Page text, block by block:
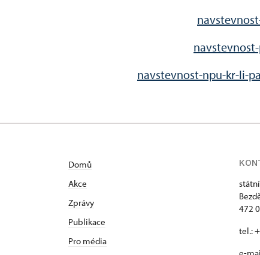
navstevnost-npu-kr-li-
Domů
Akce
Zprávy
Publikace
Pro média
472
tel.: